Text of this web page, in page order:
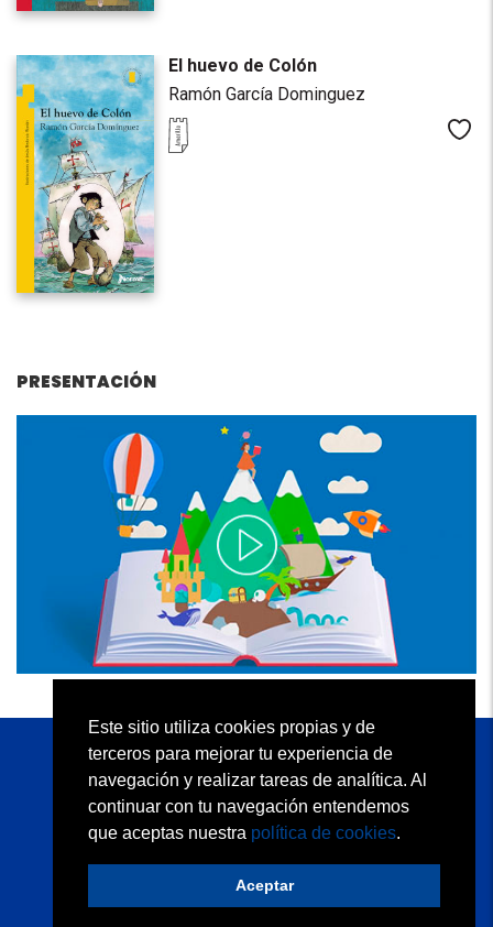
Este sitio utiliza cookies propias y de
terceros para mejorar tu experiencia de
navegación y realizar tareas de analítica. Al
continuar con tu navegación entendemos
que aceptas nuestra política de cookies.
Aceptar
El huevo de Colón
Ramón García Dominguez
PRESENTACIÓN
KAPELUSZ EDITORA S.A.
Atención al Docente: (54 11) 2152 5113
Atención a Librerías: (54 11) 2152 5110
Quiénes somos Condiciones de uso
Contacto
Política de privacidad